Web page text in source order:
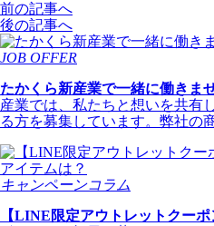
前の記事へ
後の記事へ
JOB OFFER
たかくら新産業で一緒に働きま
産業では、私たちと想いを共有
る方を募集しています。弊社の
キャンペーンコラム
【LINE限定アウトレットクー